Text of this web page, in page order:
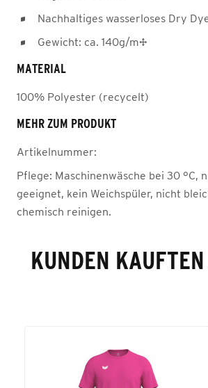
Nachhaltiges wasserloses Dry
Gewicht: ca. 140g/m²
MATERIAL
100% Polyester (recycelt)
MEHR ZUM PRODUKT
Artikelnummer:
Pflege: Maschinenwäsche bei 30 °C,
geeignet, kein Weichspüler, nicht
chemisch reinigen.
KUNDEN